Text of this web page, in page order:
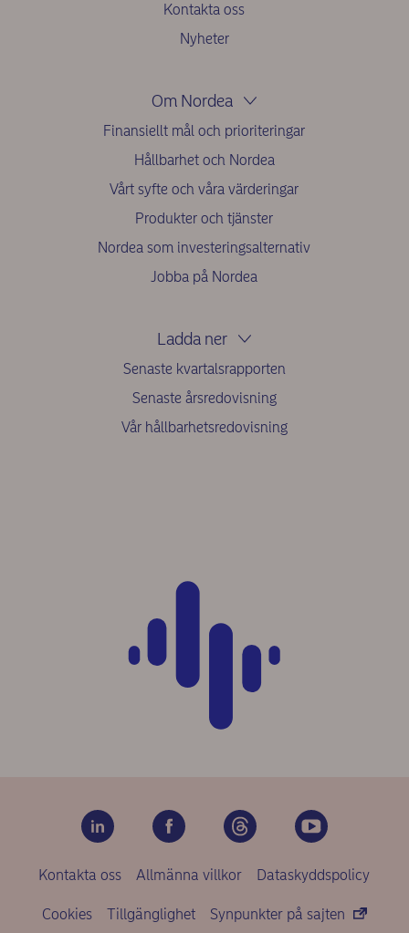
Kontakta oss
Nyheter
Om Nordea
Finansiellt mål och prioriteringar
Hållbarhet och Nordea
Vårt syfte och våra värderingar
Produkter och tjänster
Nordea som investeringsalternativ
Jobba på Nordea
Ladda ner
Senaste kvartalsrapporten
Senaste årsredovisning
Vår hållbarhetsredovisning
Kontakta oss Allmänna villkor Dataskyddspolicy
Cookies Tillgänglighet Synpunkter på sajten